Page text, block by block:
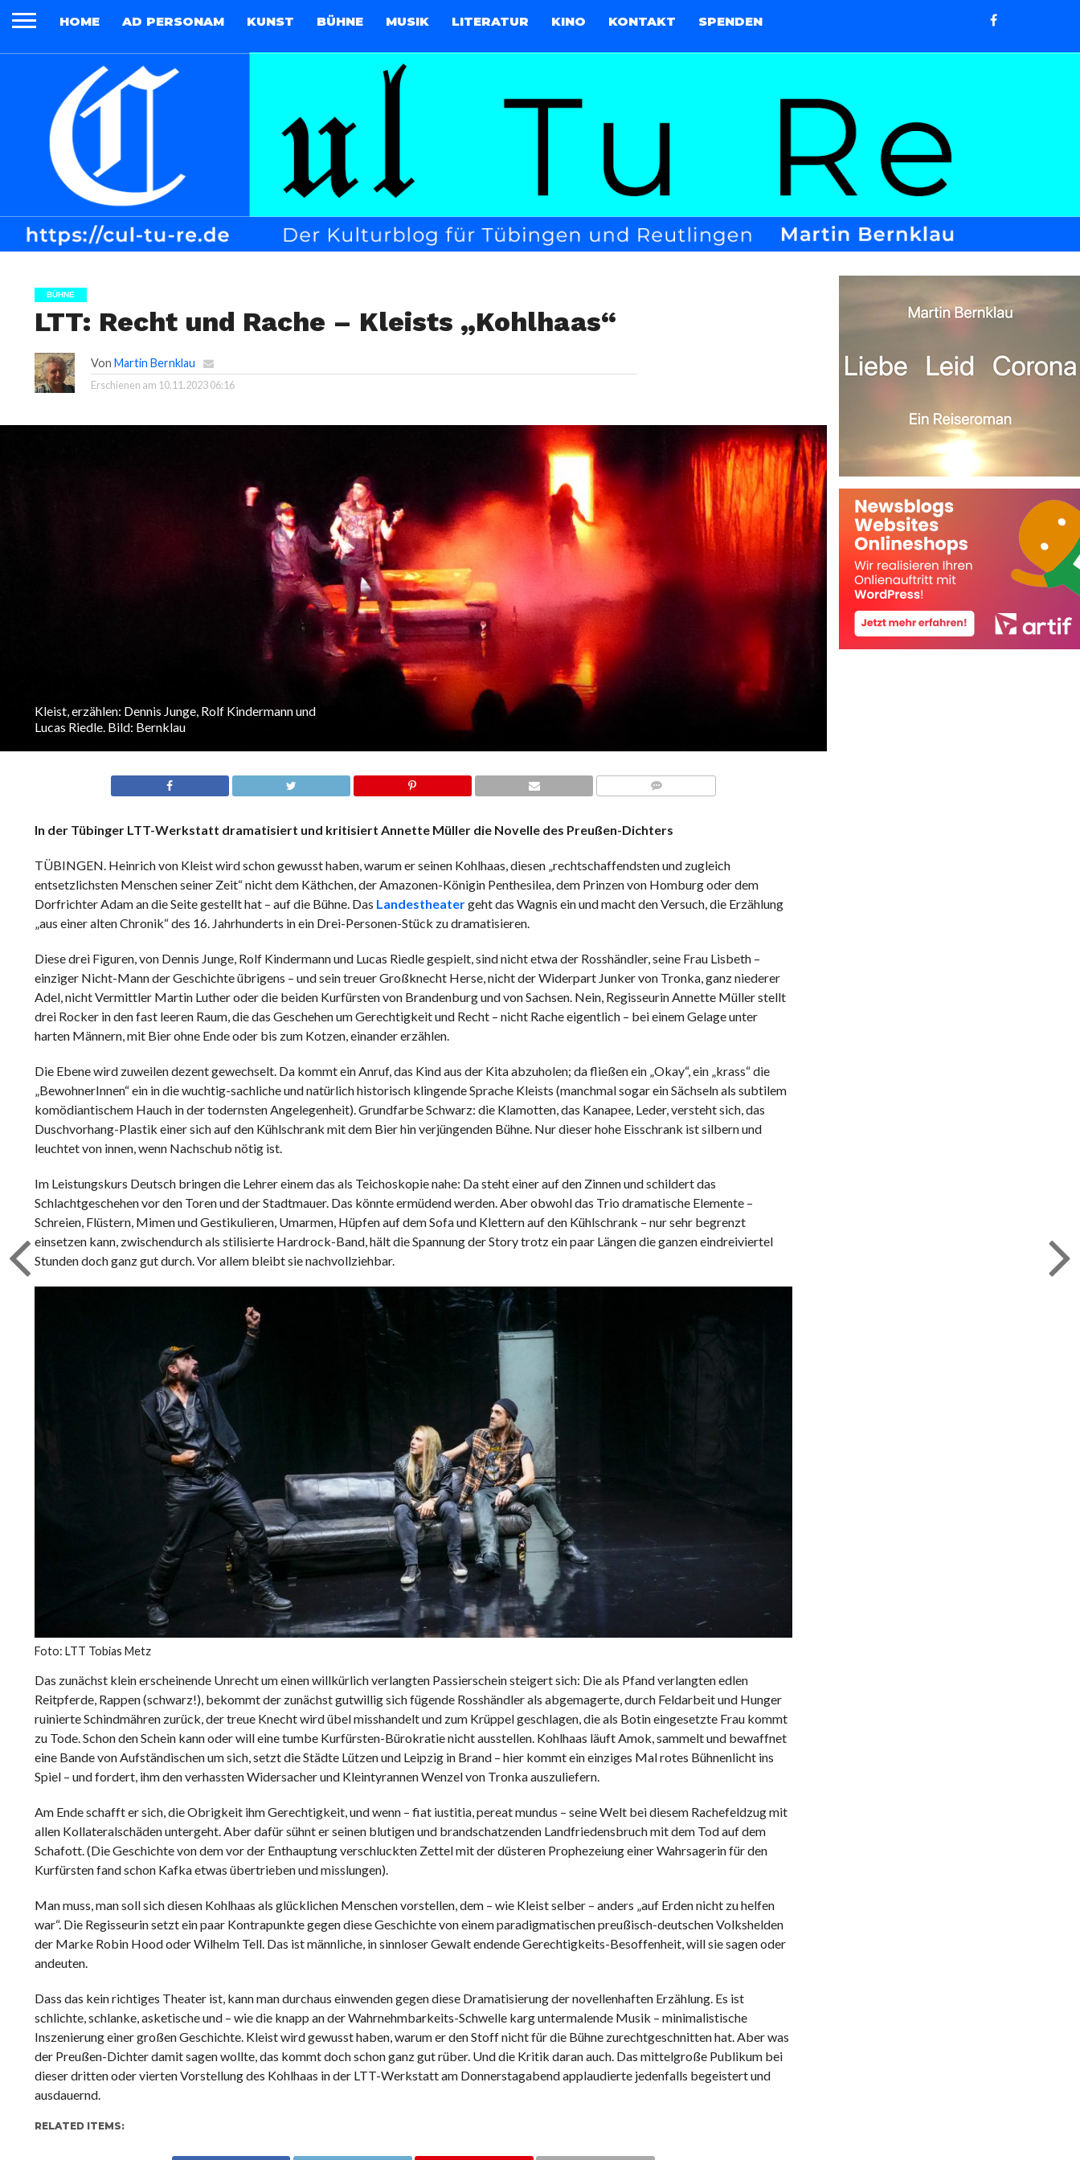
HOME AD PERSONAM KUNST BÜHNE MUSIK LITERATUR KINO KONTAKT SPENDEN
BÜHNE
LTT: Recht und Rache – Kleists „Kohlhaas“
Von Martin Bernklau
Erschienen am 10.11.2023 06:16
Kleist, erzählen: Dennis Junge, Rolf Kindermann und
Lucas Riedle. Bild: Bernklau
In der Tübinger LTT-Werkstatt dramatisiert und kritisiert Annette Müller die Novelle des Preußen-Dichters
TÜBINGEN. Heinrich von Kleist wird schon gewusst haben, warum er seinen Kohlhaas, diesen „rechtschaffendsten und zugleich
entsetzlichsten Menschen seiner Zeit“ nicht dem Käthchen, der Amazonen-Königin Penthesilea, dem Prinzen von Homburg oder dem
Dorfrichter Adam an die Seite gestellt hat – auf die Bühne. Das Landestheatergeht das Wagnis ein und macht den Versuch, die Erzählung
„aus einer alten Chronik“ des 16. Jahrhunderts in ein Drei-Personen-Stück zu dramatisieren.
Diese drei Figuren, von Dennis Junge, Rolf Kindermann und Lucas Riedle gespielt, sind nicht etwa der Rosshändler, seine Frau Lisbeth –
einziger Nicht-Mann der Geschichte übrigens – und sein treuer Großknecht Herse, nicht der Widerpart Junker von Tronka, ganz niederer
Adel, nicht Vermittler Martin Luther oder die beiden Kurfürsten von Brandenburg und von Sachsen. Nein, Regisseurin Annette Müller stellt
drei Rocker in den fast leeren Raum, die das Geschehen um Gerechtigkeit und Recht – nicht Rache eigentlich – bei einem Gelage unter
harten Männern, mit Bier ohne Ende oder bis zum Kotzen, einander erzählen.
Die Ebene wird zuweilen dezent gewechselt. Da kommt ein Anruf, das Kind aus der Kita abzuholen; da fließen ein „Okay“, ein „krass“ die
„BewohnerInnen“ ein in die wuchtig-sachliche und natürlich historisch klingende Sprache Kleists (manchmal sogar ein Sächseln als subtilem
komödiantischem Hauch in der todernsten Angelegenheit). Grundfarbe Schwarz: die Klamotten, das Kanapee, Leder, versteht sich, das
Duschvorhang-Plastik einer sich auf den Kühlschrank mit dem Bier hin verjüngenden Bühne. Nur dieser hohe Eisschrank ist silbern und
leuchtet von innen, wenn Nachschub nötig ist.
Im Leistungskurs Deutsch bringen die Lehrer einem das als Teichoskopie nahe: Da steht einer auf den Zinnen und schildert das
Schlachtgeschehen vor den Toren und der Stadtmauer. Das könnte ermüdend werden. Aber obwohl das Trio dramatische Elemente –
Schreien, Flüstern, Mimen und Gestikulieren, Umarmen, Hüpfen auf dem Sofa und Klettern auf den Kühlschrank – nur sehr begrenzt
einsetzen kann, zwischendurch als stilisierte Hardrock-Band, hält die Spannung der Story trotz ein paar Längen die ganzen eindreiviertel
Stunden doch ganz gut durch. Vor allem bleibt sie nachvollziehbar.
Foto: LTT Tobias Metz
Das zunächst klein erscheinende Unrecht um einen willkürlich verlangten Passierschein steigert sich: Die als Pfand verlangten edlen
Reitpferde, Rappen (schwarz!), bekommt der zunächst gutwillig sich fügende Rosshändler als abgemagerte, durch Feldarbeit und Hunger
ruinierte Schindmähren zurück, der treue Knecht wird übel misshandelt und zum Krüppel geschlagen, die als Botin eingesetzte Frau kommt
zu Tode. Schon den Schein kann oder will eine tumbe Kurfürsten-Bürokratie nicht ausstellen. Kohlhaas läuft Amok, sammelt und bewaffnet
eine Bande von Aufständischen um sich, setzt die Städte Lützen und Leipzig in Brand – hier kommt ein einziges Mal rotes Bühnenlicht ins
Spiel – und fordert, ihm den verhassten Widersacher und Kleintyrannen Wenzel von Tronka auszuliefern.
Am Ende schafft er sich, die Obrigkeit ihm Gerechtigkeit, und wenn – fiat iustitia, pereat mundus – seine Welt bei diesem Rachefeldzug mit
allen Kollateralschäden untergeht. Aber dafür sühnt er seinen blutigen und brandschatzenden Landfriedensbruch mit dem Tod auf dem
Schafott. (Die Geschichte von dem vor der Enthauptung verschluckten Zettel mit der düsteren Prophezeiung einer Wahrsagerin für den
Kurfürsten fand schon Kafka etwas übertrieben und misslungen).
Man muss, man soll sich diesen Kohlhaas als glücklichen Menschen vorstellen, dem – wie Kleist selber – anders „auf Erden nicht zu helfen
war“. Die Regisseurin setzt ein paar Kontrapunkte gegen diese Geschichte von einem paradigmatischen preußisch-deutschen Volkshelden
der Marke Robin Hood oder Wilhelm Tell. Das ist männliche, in sinnloser Gewalt endende Gerechtigkeits-Besoffenheit, will sie sagen oder
andeuten.
Dass das kein richtiges Theater ist, kann man durchaus einwenden gegen diese Dramatisierung der novellenhaften Erzählung. Es ist
schlichte, schlanke, asketische und – wie die knapp an der Wahrnehmbarkeits-Schwelle karg untermalende Musik – minimalistische
Inszenierung einer großen Geschichte. Kleist wird gewusst haben, warum er den Stoff nicht für die Bühne zurechtgeschnitten hat. Aber was
der Preußen-Dichter damit sagen wollte, das kommt doch schon ganz gut rüber. Und die Kritik daran auch. Das mittelgroße Publikum bei
dieser dritten oder vierten Vorstellung des Kohlhaas in der LTT-Werkstatt am Donnerstagabend applaudierte jedenfalls begeistert und
ausdauernd.
RELATED ITEMS: